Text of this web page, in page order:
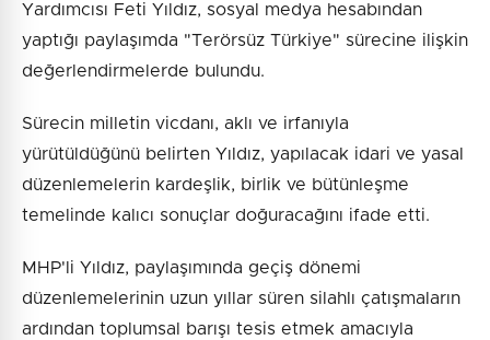
Yardımcısı Feti Yıldız, sosyal medya hesabından
yaptığı paylaşımda "Terörsüz Türkiye" sürecine ilişkin
değerlendirmelerde bulundu.
Sürecin milletin vicdanı, aklı ve irfanıyla
yürütüldüğünü belirten Yıldız, yapılacak idari ve yasal
düzenlemelerin kardeşlik, birlik ve bütünleşme
temelinde kalıcı sonuçlar doğuracağını ifade etti.
MHP'li Yıldız, paylaşımında geçiş dönemi
düzenlemelerinin uzun yıllar süren silahlı çatışmaların
ardından toplumsal barışı tesis etmek amacıyla